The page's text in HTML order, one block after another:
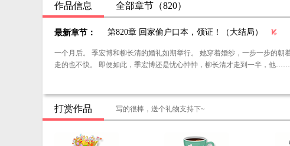
作品信息 全部章节（820）
最新章节： 第820章 回家偷户口本，领证！（大结局）
一个月后。 季宏博和柳长清的婚礼如期举行。 她穿着婚纱，一步一步的朝着季宏博走去。 因为怀着身孕，虽然还没显怀，但是为了避免意外，特意穿的平底鞋，
走的也不快。 即便如此，季宏博还是忧心忡忡，柳长清才走到一半，他……
打赏作品 写的很棒，送个礼物支持下~